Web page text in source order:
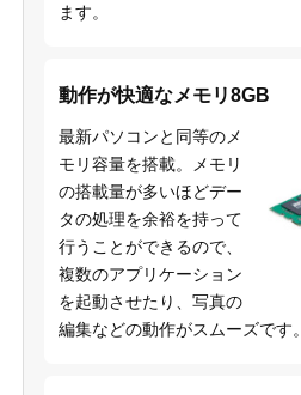
ます。
動作が快適なメモリ8GB
最新パソコンと同等のメ
モリ容量を搭載。メモリ
の搭載量が多いほどデー
タの処理を余裕を持って
行うことができるので、
複数のアプリケーション
を起動させたり、写真の
編集などの動作がスムーズです。